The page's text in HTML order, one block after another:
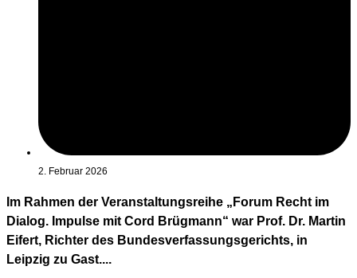
2. Februar 2026
Im Rahmen der Veranstaltungsreihe „Forum Recht im
Dialog. Impulse mit Cord Brügmann“ war Prof. Dr. Martin
Eifert, Richter des Bundesverfassungsgerichts, in
Leipzig zu Gast....